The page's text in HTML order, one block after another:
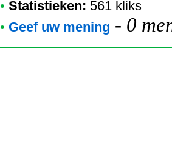
• Statistieken: 561 kliks
• Geef uw mening - 0